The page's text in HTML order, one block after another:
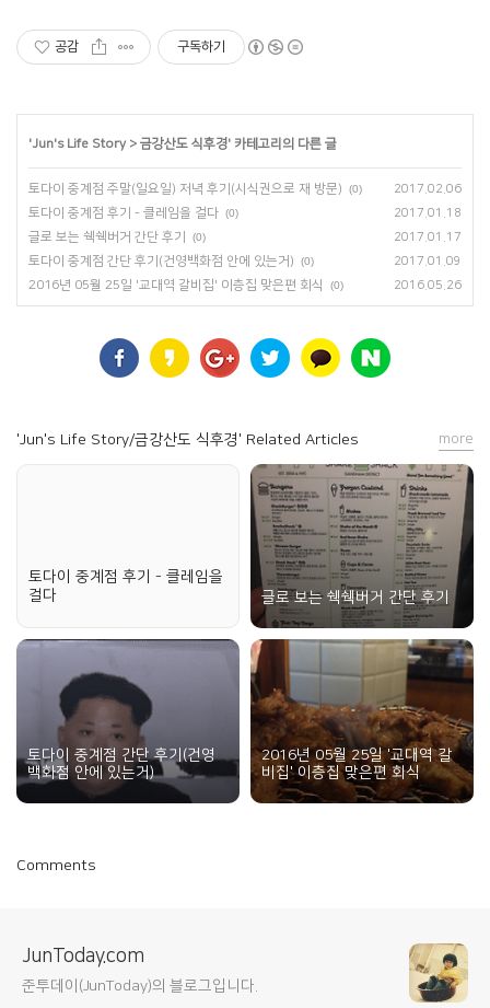
공감 구독하기
'Jun's Life Story> 금강산도 식후경' 카테고리의 다른 글
토다이 중계점 주말(일요일) 저녁 후기(시식권으로 재 방문) (0) 2017.02.06
토다이 중계점 후기 - 클레임을 걸다 (0) 2017.01.18
글로 보는 쉑쉑버거 간단 후기 (0) 2017.01.17
토다이 중계점 간단 후기(건영백화점 안에 있는거) (0) 2017.01.09
2016년 05월 25일 '교대역 갈비집' 이층집 맞은편 회식 (0) 2016.05.26
'Jun's Life Story/금강산도 식후경' Related Articles
토다이 중계점 후기 - 클레임을
걸다
글로 보는 쉑쉑버거 간단 후기
토다이 중계점 간단 후기(건영
백화점 안에 있는거)
2016년 05월 25일 '교대역 갈
비집' 이층집 맞은편 회식
more
Comments
JunToday.com
준투데이(JunToday)의 블로그입니다.